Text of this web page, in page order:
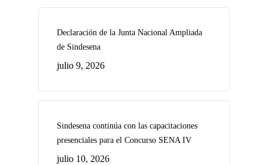
Declaración de la Junta Nacional Ampliada
de Sindesena
julio 9, 2026
Sindesena continúa con las capacitaciones
presenciales para el Concurso SENA IV
julio 10, 2026